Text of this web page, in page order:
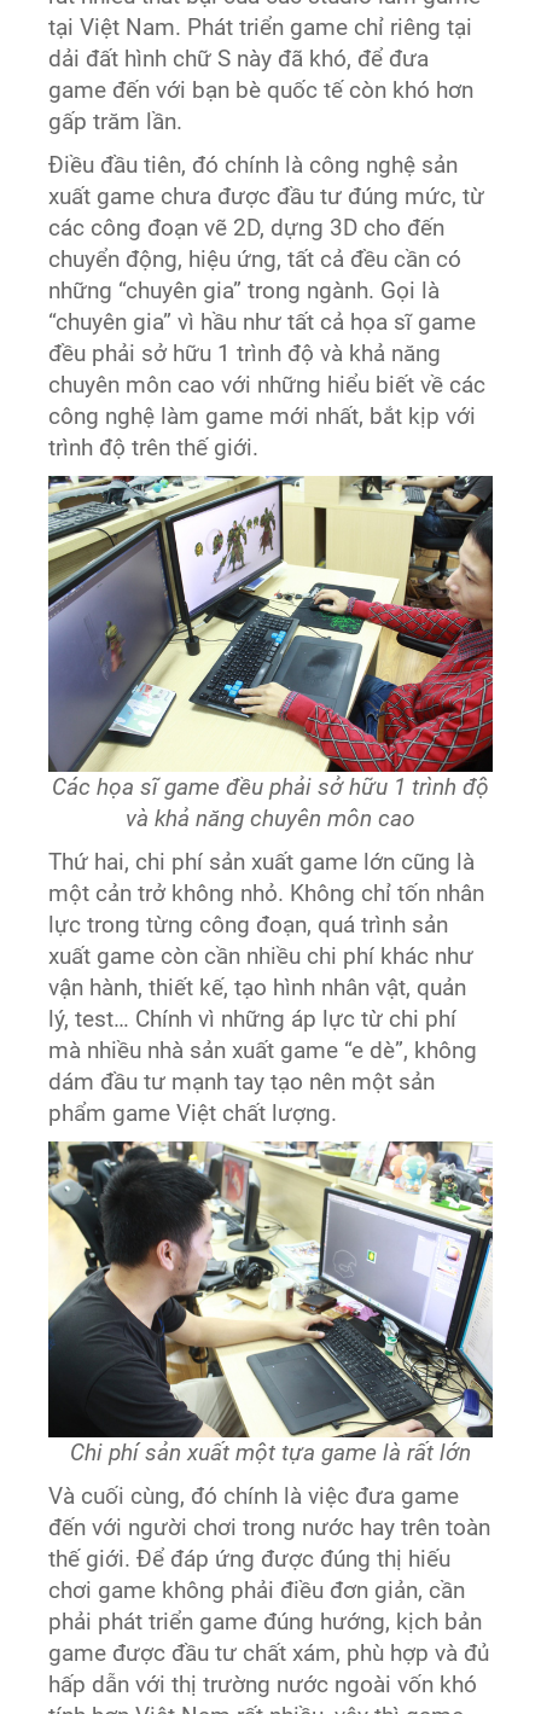
tại Việt Nam. Phát triển game chỉ riêng tại
dải đất hình chữ S này đã khó, để đưa
game đến với bạn bè quốc tế còn khó hơn
gấp trăm lần.
Điều đầu tiên, đó chính là công nghệ sản
xuất game chưa được đầu tư đúng mức, từ
các công đoạn vẽ 2D, dựng 3D cho đến
chuyển động, hiệu ứng, tất cả đều cần có
những “chuyên gia” trong ngành. Gọi là
“chuyên gia” vì hầu như tất cả họa sĩ game
đều phải sở hữu 1 trình độ và khả năng
chuyên môn cao với những hiểu biết về các
công nghệ làm game mới nhất, bắt kịp với
trình độ trên thế giới.
Các họa sĩ game đều phải sở hữu 1 trình độ
và khả năng chuyên môn cao
Thứ hai, chi phí sản xuất game lớn cũng là
một cản trở không nhỏ. Không chỉ tốn nhân
lực trong từng công đoạn, quá trình sản
xuất game còn cần nhiều chi phí khác như
vận hành, thiết kế, tạo hình nhân vật, quản
lý, test… Chính vì những áp lực từ chi phí
mà nhiều nhà sản xuất game “e dè”, không
dám đầu tư mạnh tay tạo nên một sản
phẩm game Việt chất lượng.
Chi phí sản xuất một tựa game là rất lớn
Và cuối cùng, đó chính là việc đưa game
đến với người chơi trong nước hay trên toàn
thế giới. Để đáp ứng được đúng thị hiếu
chơi game không phải điều đơn giản, cần
phải phát triển game đúng hướng, kịch bản
game được đầu tư chất xám, phù hợp và đủ
hấp dẫn với thị trường nước ngoài vốn khó